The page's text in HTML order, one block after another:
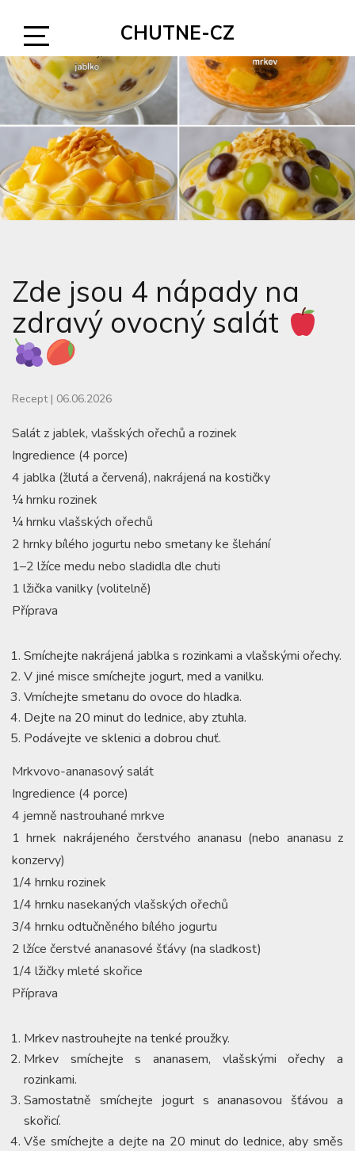
content
Open
Sidebar
CHUTNE-CZ
Zde jsou 4 nápady na
zdravý ovocný salát
Recept | 06.06.2026
Salát z jablek, vlašských ořechů a rozinek
Ingredience (4 porce)
4 jablka (žlutá a červená), nakrájená na kostičky
¼ hrnku rozinek
¼ hrnku vlašských ořechů
2 hrnky bílého jogurtu nebo smetany ke šlehání
1–2 lžíce medu nebo sladidla dle chuti
1 lžička vanilky (volitelně)
Příprava
Smíchejte nakrájená jablka s rozinkami a vlašskými ořechy.
V jiné misce smíchejte jogurt, med a vanilku.
Vmíchejte smetanu do ovoce do hladka.
Dejte na 20 minut do lednice, aby ztuhla.
Podávejte ve sklenici a dobrou chuť.
Mrkvovo-ananasový salát
Ingredience (4 porce)
4 jemně nastrouhané mrkve
1 hrnek nakrájeného čerstvého ananasu (nebo ananasu z
konzervy)
1/4 hrnku rozinek
1/4 hrnku nasekaných vlašských ořechů
3/4 hrnku odtučněného bílého jogurtu
2 lžíce čerstvé ananasové šťávy (na sladkost)
1/4 lžičky mleté ​​skořice
Příprava
Mrkev nastrouhejte na tenké proužky.
Mrkev smíchejte s ananasem, vlašskými ořechy a
rozinkami.
Samostatně smíchejte jogurt s ananasovou šťávou a
skořicí.
Vše smíchejte a dejte na 20 minut do lednice, aby směs